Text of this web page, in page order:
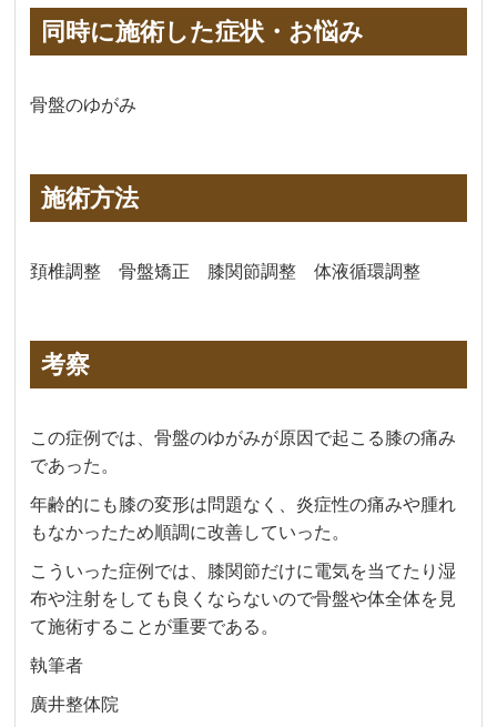
同時に施術した症状・お悩み
骨盤のゆがみ
施術方法
頚椎調整 骨盤矯正 膝関節調整 体液循環調整
考察
この症例では、骨盤のゆがみが原因で起こる膝の痛み
であった。
年齢的にも膝の変形は問題なく、炎症性の痛みや腫れ
もなかったため順調に改善していった。
こういった症例では、膝関節だけに電気を当てたり湿
布や注射をしても良くならないので骨盤や体全体を見
て施術することが重要である。
執筆者
廣井整体院